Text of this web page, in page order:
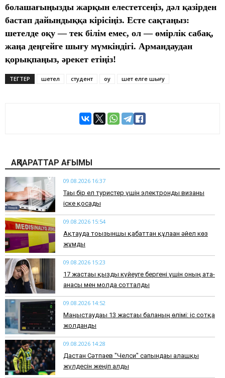
болашағыңызды жарқын елестетсеңіз, дәл қазірден
бастап дайындыққа кірісіңіз. Есте сақтаңыз:
шетелде оқу — тек білім емес, ол — өмірлік сабақ,
жаңа деңгейге шығу мүмкіндігі. Армандаудан
қорықпаңыз, әрекет етіңіз!
ТЕГТЕР шетел студент оқу шет елге шығу
АҚПАРАТТАР АҒЫМЫ
09.08.2026 16:37
Тағы бір ел туристер үшін электронды визаны
іске қосады
09.08.2026 15:54
Ақтауда тоғызыншы қабаттан құлаған әйел көз
жұмды
09.08.2026 15:23
17 жастағы қызды күйеуге бергені үшін оның ата-
анасы мен молда сотталды
09.08.2026 14:52
Маңғыстаудағы 13 жастағы баланың өлімі: іс сотқа
жолданды
09.08.2026 14:28
Дастан Сәтпаев "Челси" сапындағы алғашқы
жүлдесін жеңіп алды